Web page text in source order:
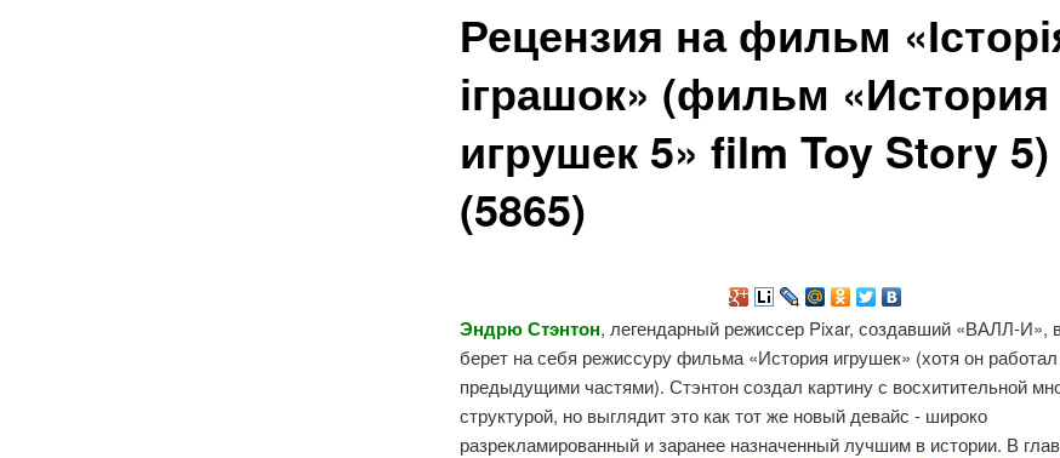
содержимому
Рецензия на фильм
іграшок» (фильм «История
игрушек 5» film Toy Story 5)
(5865)
Эндрю Стэнтон, легендарный режиссер Pixar, создавший «ВАЛЛ-И»,
берет на себя режиссуру фильма «История игрушек» (хотя он
предыдущими частями). Стэнтон создал картину с восхитительной
структурой, но выглядит это как тот же новый девайс - широко
разрекламированный и заранее назначенный лучшим в истории. В